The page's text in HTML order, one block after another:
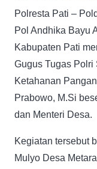
Polresta Pati –
Pol Andhika Bayu
Kabupaten Pati
Gugus Tugas Polri
Ketahanan
Prabowo, M.Si
dan Menteri Desa.
Kegiatan tersebut
Mulyo Desa